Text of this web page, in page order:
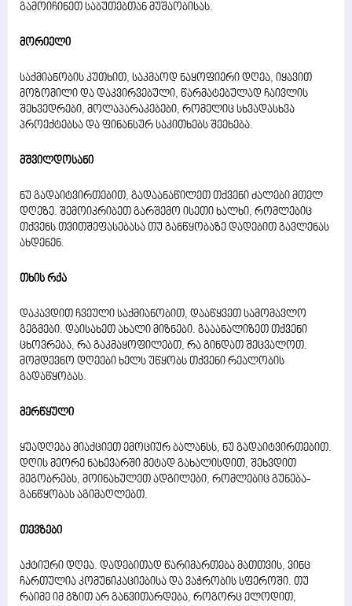
გამოიჩინეთ საბუთებთან მუშაობისას.
მორიელი
საქმიანობის კუთხით, საკმაოდ ნაყოფიერი დღეა, იყავით
მოზომილი და დაკვირვებული, წარმატებულად ჩაივლის
შეხვედრები, მოლაპარაკებები, რომელიც სხვადასხვა
პროექტებსა და ფინანსურ საკითხებს შეეხება.
მშვილდოსანი
ნუ გადაიტვირთებით, გადაანაწილეთ თქვენი ძალები მთელ
დღეზე. შემოიკრიბეთ გარშემო ისეთი ხალხი, რომლებიც
თქვენს თვითშეფასებასა თუ განწყობაზე დადებით გავლენას
ახდენენ.
თხის რქა
დაკავდით ჩვეული საქმიანობით, დააწყვეთ სამომავლო
გეგმები. დაისახეთ ახალი მიზნები. გააანალიზეთ თქვენი
ცხოვრება, რა გაკმაყოფილებთ, რა გინდათ შეცვალოთ.
მომდევნო დღეები ხელს უწყობს თქვენი რეალობის
გადაწყობას.
მერწყული
ყუადღება მიაქციეთ ემოციურ ბალანსს, ნუ გადაიტვირთებით.
დღის მეორე ნახევარში მეტად გახალისდით, შეხვდით
მეგობრებს, მოინახულეთ ადგილები, რომლებიც გუნება-
განწყობას აგიმაღლებთ.
თევზები
აქტიური დღეა. დადებითად წარიმართება მათთვის, ვინც
ჩართულია კომუნიკაციებისა და ვაჭრობის სფეროში. თუ
რაიმე იმ გზით არ განვითარდება, როგორც ელოდით,